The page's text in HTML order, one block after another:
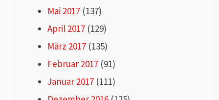
Mai 2017 (137)
April 2017 (129)
März 2017 (135)
Februar 2017 (91)
Januar 2017 (111)